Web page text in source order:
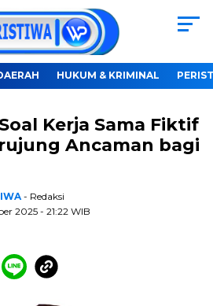
HUKUM & KRIMINAL
Kerja Sama Fiktif
Ancaman bagi
- Redaksi
2025 - 21:22 WIB